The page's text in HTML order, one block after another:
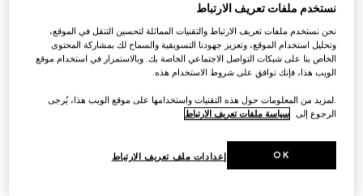
سويت شيرت من القطن مع طبعة للأطفال
تنويعاتزهري فاتح
نستخدم ملفات تعريف الارتباط
نحن نستخدم ملفات تعريف الارتباط والتقنيات المماثلة لتحسين التنقل في الموقع،
وتحليل استخدام الموقع، وتعزيز جهودنا التسويقية والسماح لك بمشاركة المحتوى
الخاص بنا على شبكات التواصل الاجتماعي الخاصة بك. وبالاستمرار في استخدام موقع
الويب هذا، فإنك توافق على شروط الاستخدام هذه.
.لمزيد من المعلومات حول هذه التقنيات واستخدامها على موقع الويب هذا، يُرجى
الرجوع إلى سياسة ملفات تعريف الارتباط
إعدادات ملف تعريف الارتباط OK